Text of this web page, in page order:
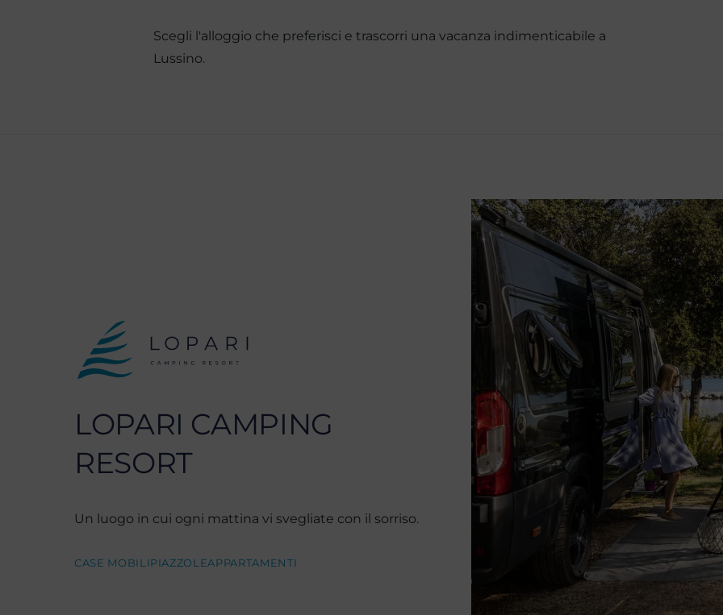
Scegli l'alloggio che preferisci e trascorri una vacanza indimenticabile a
Lussino.
LOPARI CAMPING
RESORT
Un luogo in cui ogni mattina vi svegliate con il sorriso.
CASE MOBILIPIAZZOLEAPPARTAMENTI